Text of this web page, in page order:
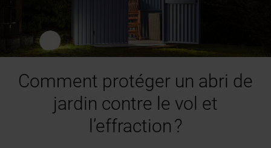
Comment protéger un abri de
jardin contre le vol et
l’effraction ?